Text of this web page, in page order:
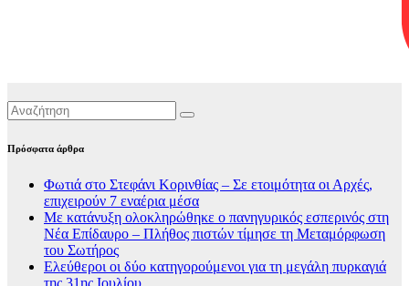
Πρόσφατα άρθρα
Φωτιά στο Στεφάνι Κορινθίας – Σε ετοιμότητα οι Αρχές,
επιχειρούν 7 εναέρια μέσα
Με κατάνυξη ολοκληρώθηκε ο πανηγυρικός εσπερινός στη
Νέα Επίδαυρο – Πλήθος πιστών τίμησε τη Μεταμόρφωση
του Σωτήρος
Ελεύθεροι οι δύο κατηγορούμενοι για τη μεγάλη πυρκαγιά